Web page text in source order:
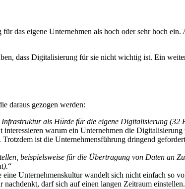
das eigene Unternehmen als hoch oder sehr hoch
dass Digitalisierung für sie nicht wichtig ist. Ein
daraus gezogen werden:
als Hürde für die eigene Digitalisierung (32
warum ein Unternehmen die
ist die Unternehmensführung dringend
beispielsweise für die Übertragung von Daten an
“
Unternehmenskultur wandelt sich nicht einfach so
darf sich auf einen langen Zeitraum